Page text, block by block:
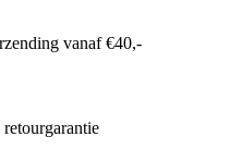
vanaf €40,-
retourgarantie